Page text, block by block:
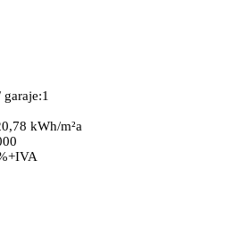
garaje:1
kWh/m²a